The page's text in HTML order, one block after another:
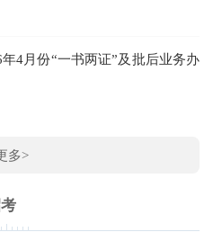
4月份“一书两证”及批后业务办
多>